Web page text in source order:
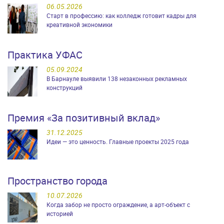
06.05.2026
Старт в профессию: как колледж готовит кадры для
креативной экономики
Практика УФАС
05.09.2024
В Барнауле выявили 138 незаконных рекламных
конструкций
Премия «За позитивный вклад»
31.12.2025
Идеи — это ценность. Главные проекты 2025 года
Пространство города
10.07.2026
Когда забор не просто ограждение, а арт-объект с
историей